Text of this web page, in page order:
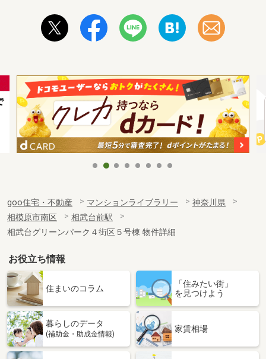
goo住宅・不動産 マンションライブラリー
神奈川県
相模原市南区
相武台前駅
相武台グリーンパーク４街区５号棟 物件詳細
お役立ち情報
住まいのコラム
「住みたい街」
を見つけよう
暮らしのデータ
(補助金・助成金情報)
家賃相場